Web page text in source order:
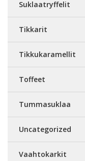
Suklaatryffelit
Tikkarit
Tikkukaramellit
Toffeet
Tummasuklaa
Uncategorized
Vaahtokarkit